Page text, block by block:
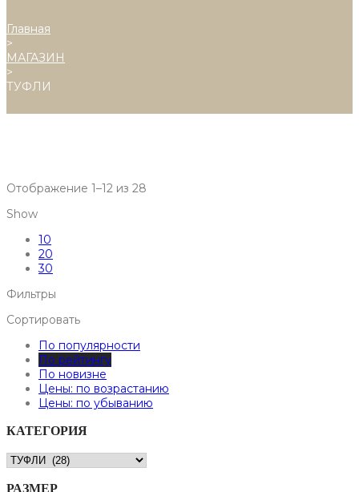
Главная
>
МАГАЗИН
>
ТУФЛИ
Отображение 1–12 из 28
Show
10
20
30
Фильтры
Сортировать
По популярности
По рейтингу
По новизне
Цены: по возрастанию
Цены: по убыванию
КАТЕГОРИЯ
РАЗМЕР